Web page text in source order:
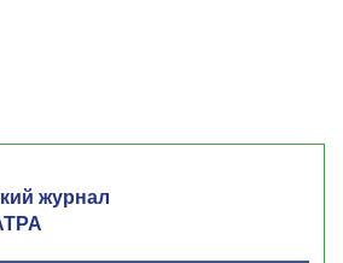
журнал